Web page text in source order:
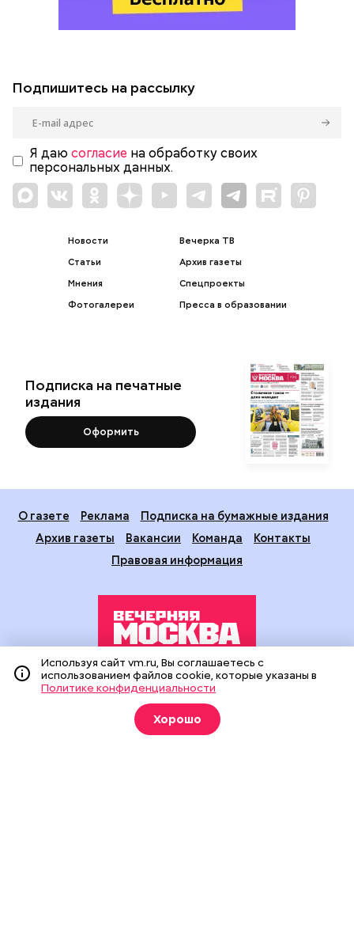
Подпишитесь на рассылку
Я даю согласие на обработку своих
персональных данных.
Новости
Статьи
Мнения
Фотогалереи
Вечерка ТВ
Архив газеты
Спецпроекты
Пресса в образовании
Подписка на печатные
издания
Оформить
О газете Реклама
Подписка на бумажные издания
Архив газеты
Вакансии Команда
Контакты
Правовая информация
Издание создано при финансовой поддержке Департамента
средств массовой информации и рекламы города Москвы.
На сайте применяются рекомендательные технологии
(информационные технологии предоставления информации
на основе сбора, систематизации и анализа сведений,
Используя сайт vm.ru, Вы соглашаетесь с
использованием файлов cookie, которые указаны в
Политике конфиденциальности
Хорошо